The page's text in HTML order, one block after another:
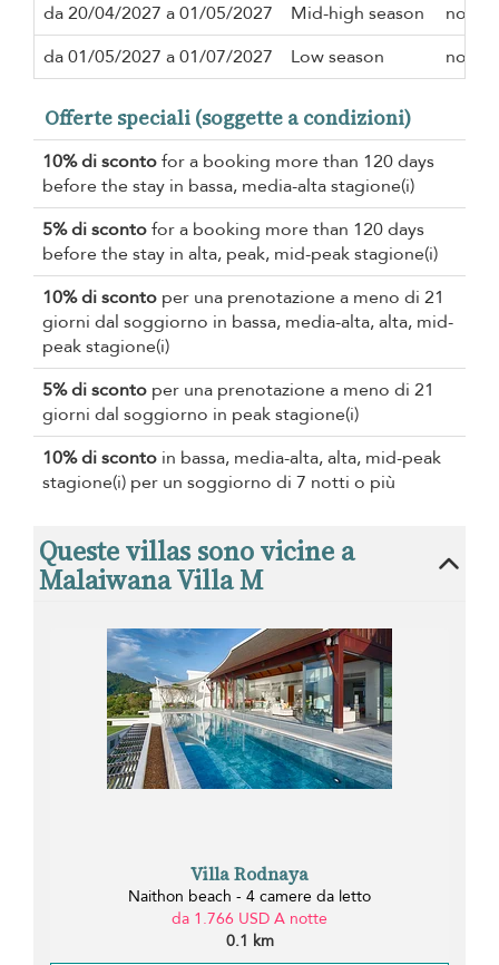
da 20/04/2027 a 01/05/2027
Mid-high season
notte
da 01/05/2027 a 01/07/2027
Low season notte
Offerte speciali (soggette a condizioni)
10% di scontofor a booking more than 120 days
before the stay in bassa, media-alta stagione(i)
5% di scontofor a booking more than 120 days
before the stay in alta, peak, mid-peak stagione(i)
10% di sconto per una prenotazione a meno di 21
giorni dal soggiorno in bassa, media-alta, alta, mid-
peak stagione(i)
5% di sconto per una prenotazione a meno di 21
giorni dal soggiorno in peak stagione(i)
10% di sconto in bassa, media-alta, alta, mid-peak
stagione(i) per un soggiorno di 7 notti o più
Queste villas sono vicine a
Malaiwana Villa M
Villa Rodnaya
Naithon beach - 4 camere da letto
da 1.766 USD A notte
0.1 km